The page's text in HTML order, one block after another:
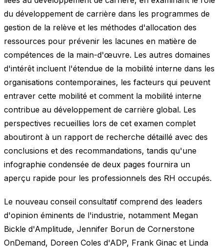
du développement de carrière dans les programmes de
gestion de la relève et les méthodes d'allocation des
ressources pour prévenir les lacunes en matière de
compétences de la main-d'œuvre. Les autres domaines
d'intérêt incluent l'étendue de la mobilité interne dans les
organisations contemporaines, les facteurs qui peuvent
entraver cette mobilité et comment la mobilité interne
contribue au développement de carrière global. Les
perspectives recueillies lors de cet examen complet
aboutiront à un rapport de recherche détaillé avec des
conclusions et des recommandations, tandis qu'une
infographie condensée de deux pages fournira un
aperçu rapide pour les professionnels des RH occupés.
Le nouveau conseil consultatif comprend des leaders
d'opinion éminents de l'industrie, notamment Megan
Bickle d'Amplitude, Jennifer Borun de Cornerstone
OnDemand, Doreen Coles d'ADP, Frank Ginac et Linda